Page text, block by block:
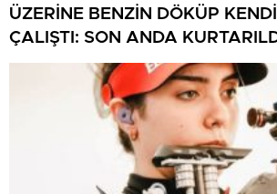
ÜZERİNE BENZİN DÖKÜP
ÇALIŞTI: SON ANDA